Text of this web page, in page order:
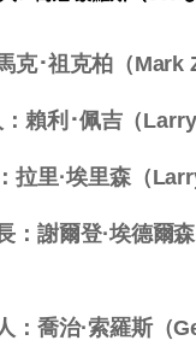
克･祖克柏（Mark
賴利･佩吉（Larry
拉里·埃里森（
：謝爾登·埃德爾
：喬治·索羅斯（